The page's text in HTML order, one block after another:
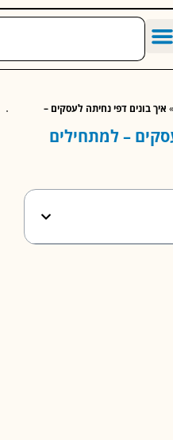
דפי נחיתה לעסקים –
למתחילים